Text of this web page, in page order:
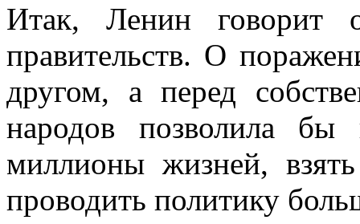
Итак, Ленин говорит
правительств. О
другом, а перед
народов позволила бы
миллионы жизней,
проводить политику